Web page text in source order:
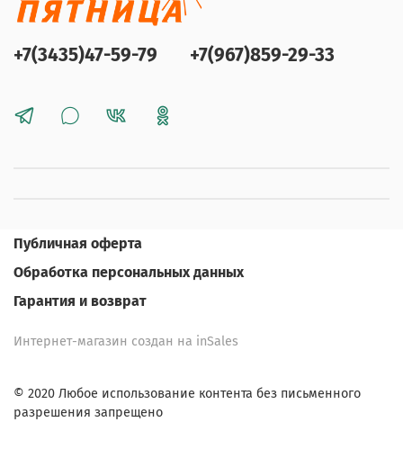
+7(3435)47-59-79 +7(967)859-29-33
Публичная оферта
Обработка персональных данных
Гарантия и возврат
Интернет-магазин создан на inSales
© 2020 Любое использование контента без письменного
разрешения запрещено